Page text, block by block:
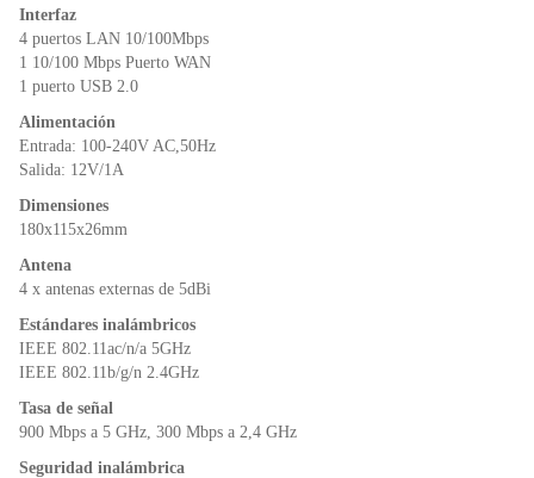
Interfaz
4 puertos LAN 10/100Mbps
1 10/100 Mbps Puerto WAN
1 puerto USB 2.0
Alimentación
Entrada: 100-240V AC,50Hz
Salida: 12V/1A
Dimensiones
180x115x26mm
Antena
4 x antenas externas de 5dBi
Estándares inalámbricos
IEEE 802.11ac/n/a 5GHz
IEEE 802.11b/g/n 2.4GHz
Tasa de señal
900 Mbps a 5 GHz, 300 Mbps a 2,4 GHz
Seguridad inalámbrica